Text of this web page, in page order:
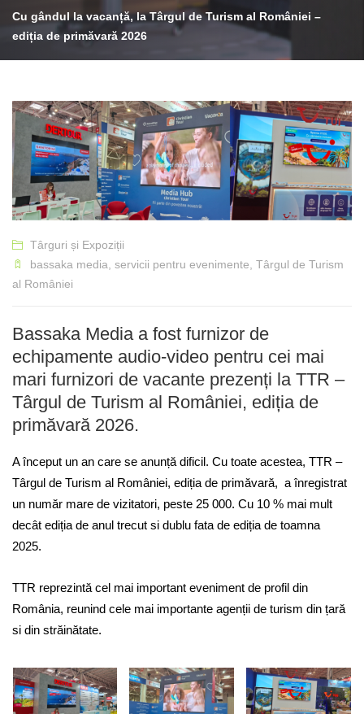
Cu gândul la vacanță, la Târgul de Turism al României –
ediția de primăvară 2026
Târguri și Expoziții
bassaka media, servicii pentru evenimente, Târgul de Turism
al României
Bassaka Media a fost furnizor de
echipamente audio-video pentru cei mai
mari furnizori de vacante prezenți la TTR –
Târgul de Turism al României, ediția de
primăvară 2026.
A început un an care se anunță dificil. Cu toate acestea, TTR –
Târgul de Turism al României, ediția de primăvară, a înregistrat
un număr mare de vizitatori, peste 25 000. Cu 10 % mai mult
decât ediția de anul trecut si dublu fata de ediția de toamna
2025.
TTR reprezintă cel mai important eveniment de profil din
România, reunind cele mai importante agenții de turism din țară
si din străinătate.